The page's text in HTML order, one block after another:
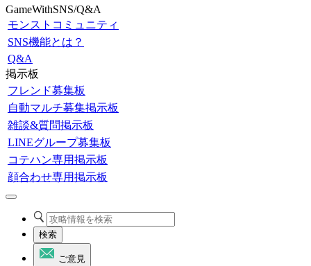
GameWithSNS/Q&A
モンストコミュニティ
SNS機能とは？
Q&A
掲示板
フレンド募集板
自動マルチ募集掲示板
雑談&質問掲示板
LINEグループ募集板
コテハン専用掲示板
顔合わせ専用掲示板
検索
ご意見